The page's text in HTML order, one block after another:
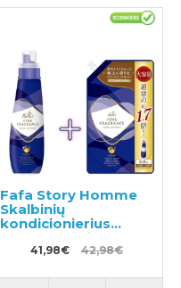
Fafa Story Homme
Skalbinių
kondicionierius
600ml + užpildas
840ml41,98€ 42,98€